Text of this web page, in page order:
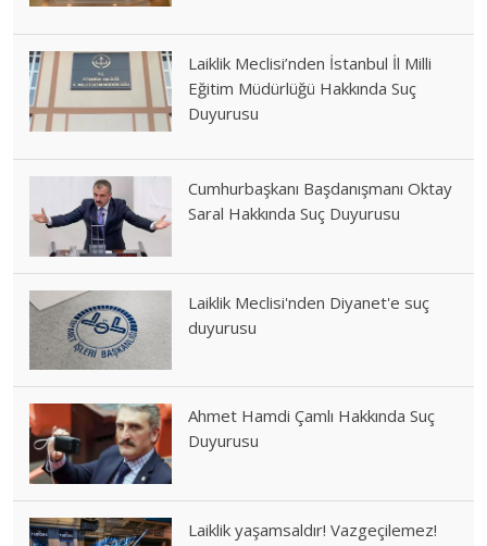
Laiklik Meclisi’nden İstanbul İl Milli
Eğitim Müdürlüğü Hakkında Suç
Duyurusu
Cumhurbaşkanı Başdanışmanı Oktay
Saral Hakkında Suç Duyurusu
Laiklik Meclisi'nden Diyanet'e suç
duyurusu
Ahmet Hamdi Çamlı Hakkında Suç
Duyurusu
Laiklik yaşamsaldır! Vazgeçilemez!